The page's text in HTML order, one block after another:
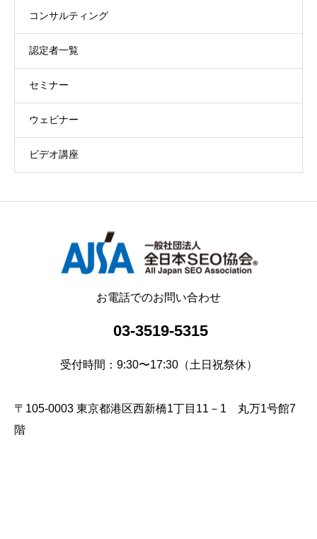
コンサルティング
認定者一覧
セミナー
ウェビナー
ビデオ講座
お電話でのお問い合わせ
03-3519-5315
受付時間：9:30〜17:30（土日祝祭休）
〒105-0003 東京都港区西新橋1丁目11－1 丸万1号館7
階